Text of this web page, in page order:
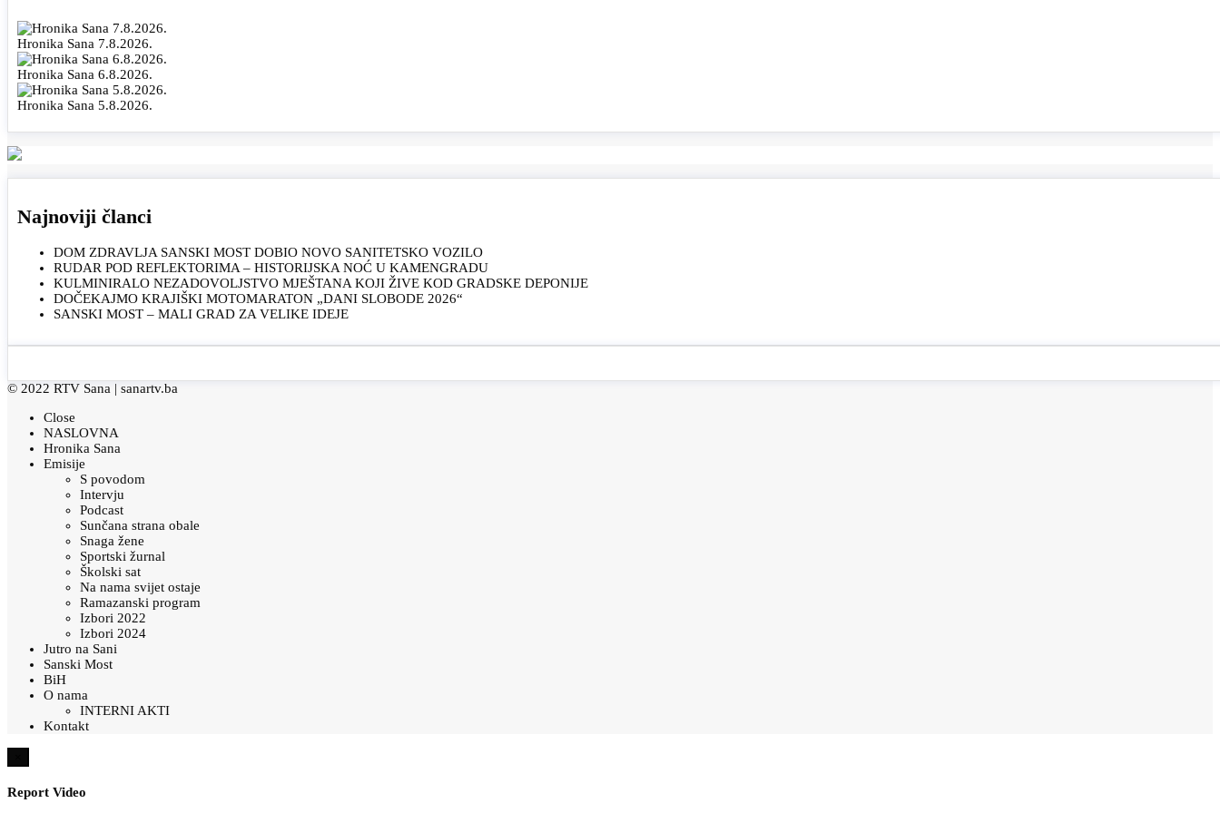
Hronika Sana 7.8.2026.
Hronika Sana 6.8.2026.
Hronika Sana 5.8.2026.
Najnoviji članci
DOM ZDRAVLJA SANSKI MOST DOBIO NOVO SANITETSKO VOZILO
RUDAR POD REFLEKTORIMA – HISTORIJSKA NOĆ U KAMENGRADU
KULMINIRALO NEZADOVOLJSTVO MJEŠTANA KOJI ŽIVE KOD GRADSKE DEPONIJE
DOČEKAJMO KRAJIŠKI MOTOMARATON „DANI SLOBODE 2026“
SANSKI MOST – MALI GRAD ZA VELIKE IDEJE
© 2022 RTV Sana | sanartv.ba
Close
NASLOVNA
Hronika Sana
Emisije
S povodom
Intervju
Podcast
Sunčana strana obale
Snaga žene
Sportski žurnal
Školski sat
Na nama svijet ostaje
Ramazanski program
Izbori 2022
Izbori 2024
Jutro na Sani
Sanski Most
BiH
O nama
INTERNI AKTI
Kontakt
Report Video